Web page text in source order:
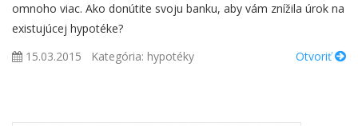
omnoho viac. Ako donútite svoju banku, aby vám znížila úrok na
existujúcej hypotéke?
15.03.2015
Kategória: hypotéky Otvoriť